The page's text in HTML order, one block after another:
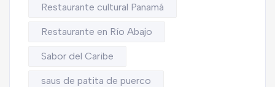
Restaurante cultural Panamá
Restaurante en Río Abajo
Sabor del Caribe
saus de patita de puerco